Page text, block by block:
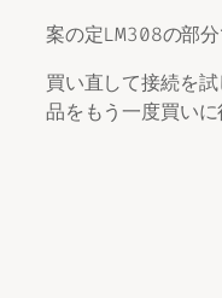
案の定LM308の部
買い直して接続を
品をもう一度買いに